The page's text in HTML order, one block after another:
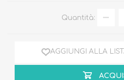
Quantità:
AGGIUNGI ALLA